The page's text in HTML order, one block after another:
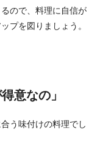
ので、料理に自信が
プを図りましょう。
意なの」
う味付けの料理でし